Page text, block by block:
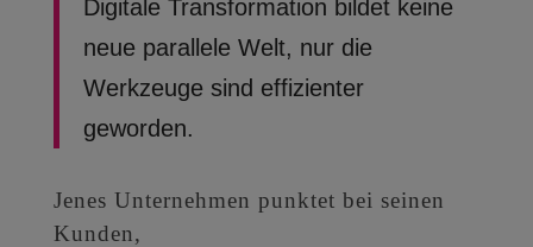
Digitale Transformation bildet keine
neue parallele Welt, nur die
Werkzeuge sind effizienter
geworden.
Jenes Unternehmen punktet bei seinen
Kunden,